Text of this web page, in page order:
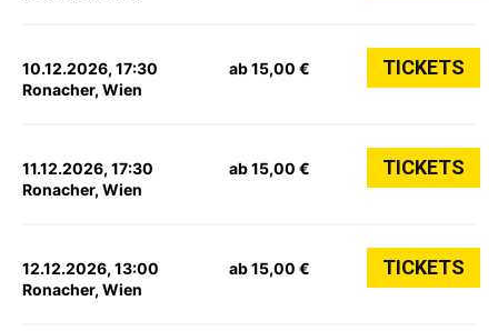
10.12.2026, 17:30
Ronacher, Wien
ab 15,00 € TICKETS
11.12.2026, 17:30
Ronacher, Wien
ab 15,00 € TICKETS
12.12.2026, 13:00
Ronacher, Wien
ab 15,00 € TICKETS